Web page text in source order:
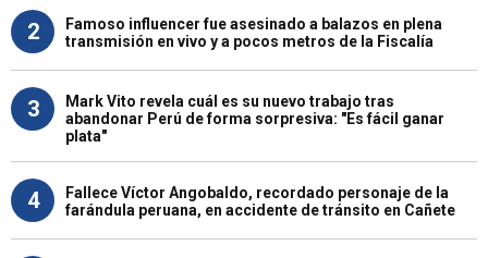
2
Famoso influencer fue asesinado a balazos en plena
transmisión en vivo y a pocos metros de la Fiscalía
3
Mark Vito revela cuál es su nuevo trabajo tras
abandonar Perú de forma sorpresiva: "Es fácil ganar
plata"
4
Fallece Víctor Angobaldo, recordado personaje de la
farándula peruana, en accidente de tránsito en Cañete